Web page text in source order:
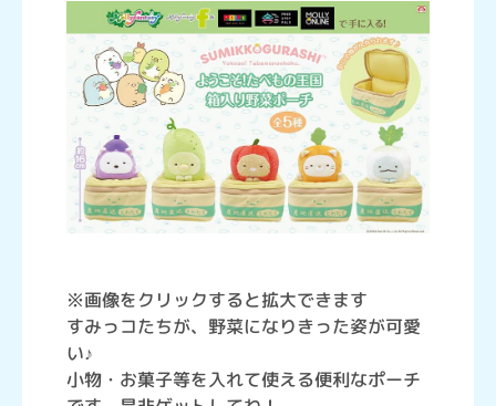
※画像をクリックすると拡大できます
すみっコたちが、野菜になりきった姿が可愛
い♪
小物・お菓子等を入れて使える便利なポーチ